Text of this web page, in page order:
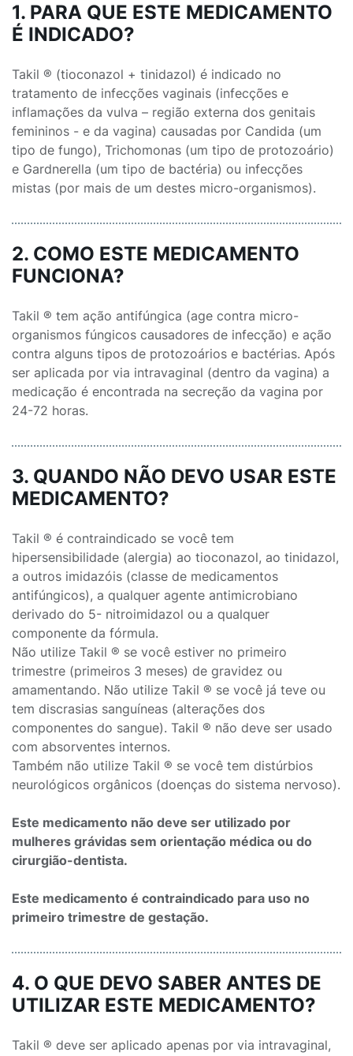
1. PARA QUE ESTE MEDICAMENTO
É INDICADO?
Takil ® (tioconazol + tinidazol) é indicado no
tratamento de infecções vaginais (infecções e
inflamações da vulva – região externa dos genitais
femininos - e da vagina) causadas por Candida (um
tipo de fungo), Trichomonas (um tipo de protozoário)
e Gardnerella (um tipo de bactéria) ou infecções
mistas (por mais de um destes micro-organismos).
2. COMO ESTE MEDICAMENTO
FUNCIONA?
Takil ® tem ação antifúngica (age contra micro-
organismos fúngicos causadores de infecção) e ação
contra alguns tipos de protozoários e bactérias. Após
ser aplicada por via intravaginal (dentro da vagina) a
medicação é encontrada na secreção da vagina por
24-72 horas.
3. QUANDO NÃO DEVO USAR ESTE
MEDICAMENTO?
Takil ® é contraindicado se você tem
hipersensibilidade (alergia) ao tioconazol, ao tinidazol,
a outros imidazóis (classe de medicamentos
antifúngicos), a qualquer agente antimicrobiano
derivado do 5- nitroimidazol ou a qualquer
componente da fórmula.
Não utilize Takil ® se você estiver no primeiro
trimestre (primeiros 3 meses) de gravidez ou
amamentando. Não utilize Takil ® se você já teve ou
tem discrasias sanguíneas (alterações dos
componentes do sangue). Takil ® não deve ser usado
com absorventes internos.
Também não utilize Takil ® se você tem distúrbios
neurológicos orgânicos (doenças do sistema nervoso).
Este medicamento não deve ser utilizado por
mulheres grávidas sem orientação médica ou do
cirurgião-dentista.
Este medicamento é contraindicado para uso no
primeiro trimestre de gestação.
4. O QUE DEVO SABER ANTES DE
UTILIZAR ESTE MEDICAMENTO?
Takil ® deve ser aplicado apenas por via intravaginal,